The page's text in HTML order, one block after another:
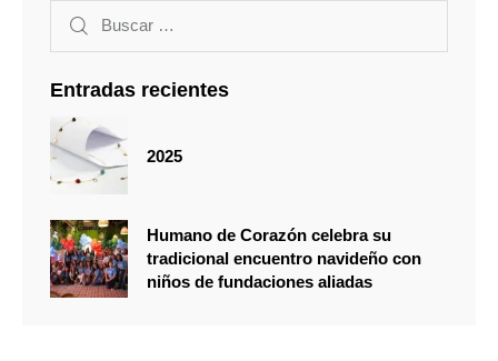
Entradas recientes
2025
Humano de Corazón celebra su
tradicional encuentro navideño con
niños de fundaciones aliadas